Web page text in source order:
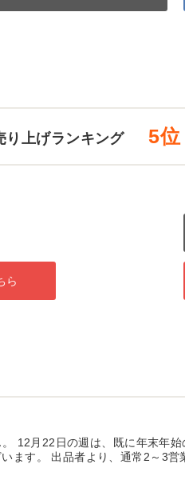
り上げランキング 5位
ら
12月22日の週は、既に年末年
ます。 出品者より、通常2～3